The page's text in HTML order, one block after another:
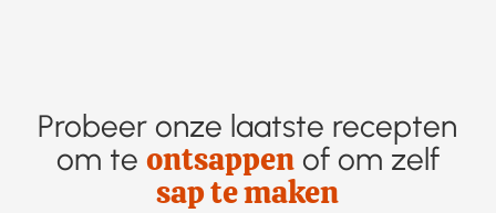
Probeer onze laatste recepten
om te ontsappenof om zelf
sap te maken